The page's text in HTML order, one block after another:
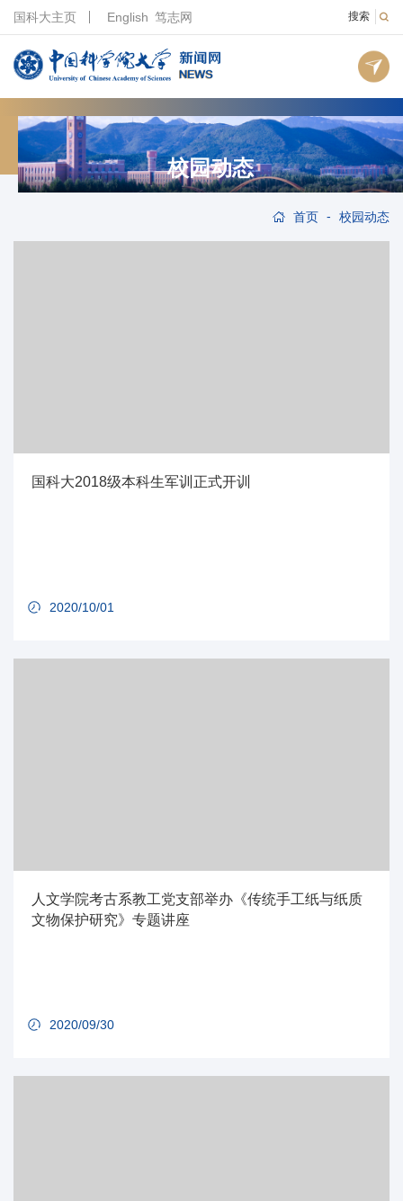
搜索
国科大主页 English 笃志网
校园动态
首页 - 校园动态
国科大2018级本科生军训正式开训
2020/10/01
人文学院考古系教工党支部举办《传统手工纸与纸质
文物保护研究》专题讲座
2020/09/30